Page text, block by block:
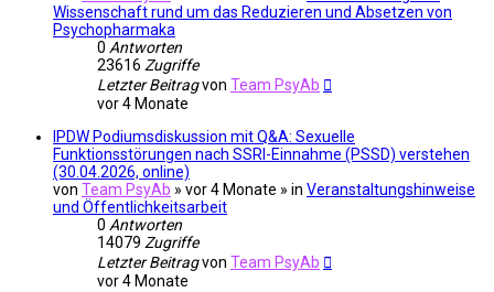
Wissenschaft rund um das Reduzieren und Absetzen von
Psychopharmaka
0 Antworten
23616 Zugriffe
Letzter Beitragvon Team PsyAb
vor 4 Monate
IPDW Podiumsdiskussion mit Q&A: Sexuelle
Funktionsstörungen nach SSRI-Einnahme (PSSD) verstehen
(30.04.2026, online)
von Team PsyAb » vor 4 Monate » in Veranstaltungshinweise
und Öffentlichkeitsarbeit
0 Antworten
14079 Zugriffe
Letzter Beitragvon Team PsyAb
vor 4 Monate